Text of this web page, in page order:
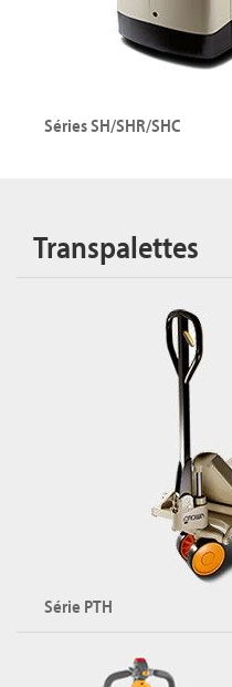
Séries SH/SHR/SHC
Transpalettes
Série PTH
Transpalettes